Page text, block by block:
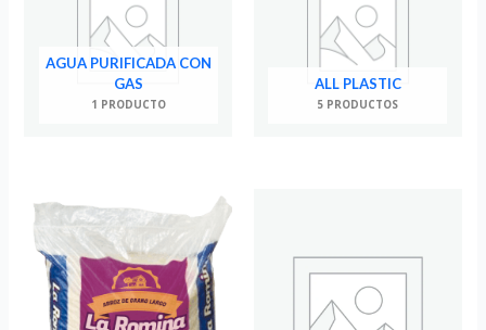
AGUA PURIFICADA CON
GAS
1 PRODUCTO
ALL PLASTIC
5 PRODUCTOS